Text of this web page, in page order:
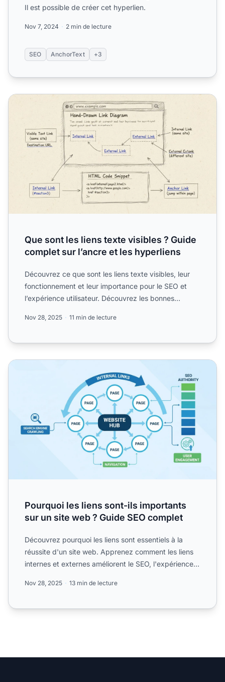
Il est possible de créer cet hyperlien.
Nov 7, 2024 2 min de lecture
SEO AnchorText +3
Que sont les liens texte visibles ? Guide complet sur
Que sont les liens texte visibles ? Guide
complet sur l’ancre et les hyperliens
Découvrez ce que sont les liens texte visibles, leur
fonctionnement et leur importance pour le SEO et
l’expérience utilisateur. Découvrez les bonnes
Nov 28, 2025 11 min de lecture
Pourquoi les liens sont-ils importants sur un site web ?
Pourquoi les liens sont-ils importants
sur un site web ? Guide SEO complet
Découvrez pourquoi les liens sont essentiels à la
réussite d'un site web. Apprenez comment les liens
internes et externes améliorent le SEO, l'expérience
Nov 28, 2025 13 min de lecture